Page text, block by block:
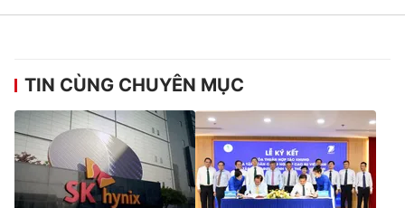
TIN CÙNG CHUYÊN MỤC